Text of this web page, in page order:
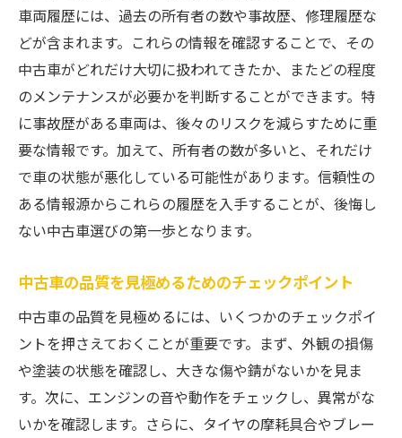
車両履歴には、過去の所有者の数や事故歴、修理履歴な
どが含まれます。これらの情報を確認することで、その
中古車がどれだけ大切に扱われてきたか、またどの程度
のメンテナンスが必要かを判断することができます。特
に事故歴がある車両は、後々のリスクを減らすために重
要な情報です。加えて、所有者の数が多いと、それだけ
で車の状態が悪化している可能性があります。信頼性の
ある情報源からこれらの履歴を入手することが、後悔し
ない中古車選びの第一歩となります。
中古車の品質を見極めるためのチェックポイント
中古車の品質を見極めるには、いくつかのチェックポイ
ントを押さえておくことが重要です。まず、外観の損傷
や塗装の状態を確認し、大きな傷や錆がないかを見ま
す。次に、エンジンの音や動作をチェックし、異常がな
いかを確認します。さらに、タイヤの摩耗具合やブレー